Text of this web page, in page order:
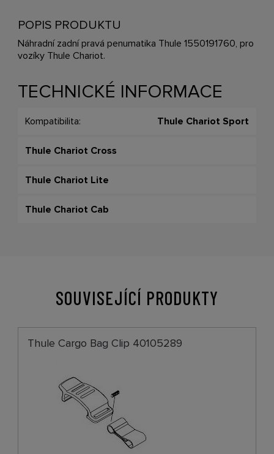
POPIS PRODUKTU
Náhradní zadní pravá penumatika Thule 1550191760, pro
vozíky Thule Chariot.
TECHNICKÉ INFORMACE
Kompatibilita: Thule Chariot Sport
Thule Chariot Cross
Thule Chariot Lite
Thule Chariot Cab
SOUVISEJÍCÍ PRODUKTY
Thule Cargo Bag Clip 40105289